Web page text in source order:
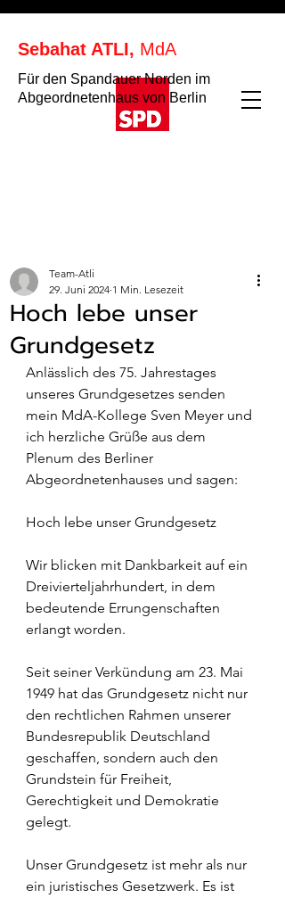
Sebahat ATLI, MdA
Für den Spandauer Norden im
Abgeordnetenhaus von Berlin
Hoch lebe unser
Grundgesetz
Team-Atli
29. Juni 2024 1 Min. Lesezeit
Anlässlich des 75. Jahrestages
unseres Grundgesetzes senden
mein MdA-Kollege Sven Meyer und
ich herzliche Grüße aus dem
Plenum des Berliner
Abgeordnetenhauses und sagen:
Hoch lebe unser Grundgesetz
Wir blicken mit Dankbarkeit auf ein
Dreivierteljahrhundert, in dem
bedeutende Errungenschaften
erlangt worden.
Seit seiner Verkündung am 23. Mai
1949 hat das Grundgesetz nicht nur
den rechtlichen Rahmen unserer
Bundesrepublik Deutschland
geschaffen, sondern auch den
Grundstein für Freiheit,
Gerechtigkeit und Demokratie
gelegt.
Unser Grundgesetz ist mehr als nur
ein juristisches Gesetzwerk. Es ist